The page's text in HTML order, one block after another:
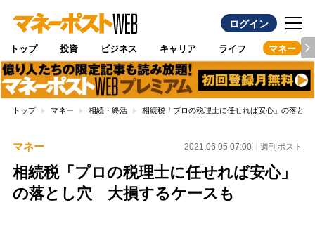
ログイン
トップ 投資 ビジネス キャリア ライフ マネー
トップ マネー 相続・終活 相続税「プロの税理士に任せれば安心」の落と
マネー 2021.06.05 07:00 週刊ポスト
相続税「プロの税理士に任せれば安心」
の落とし穴 大損するケースも